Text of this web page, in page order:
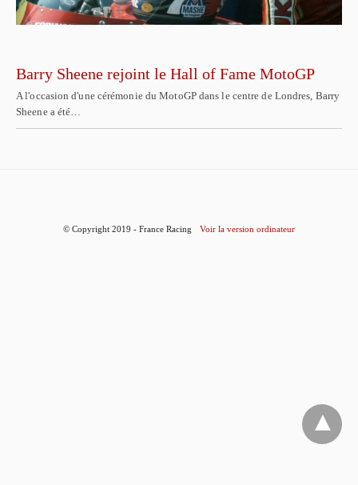
Barry Sheene rejoint le Hall of Fame MotoGP
A l'occasion d'une cérémonie du MotoGP dans le centre de Londres, Barry
Sheene a été…
© Copyright 2019 - France Racing Voir la version ordinateur